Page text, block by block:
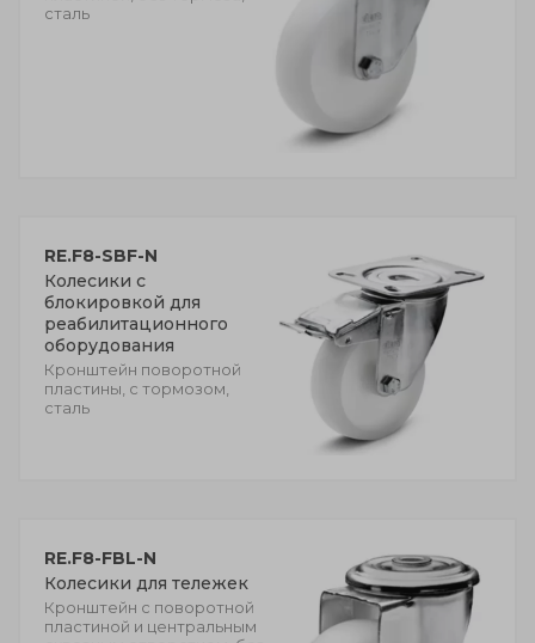
сталь
RE.F8-SBF-N
Колесики с
блокировкой для
реабилитационного
оборудования
Кронштейн поворотной
пластины, с тормозом,
сталь
RE.F8-FBL-N
Колесики для тележек
Кронштейн с поворотной
пластиной и центральным